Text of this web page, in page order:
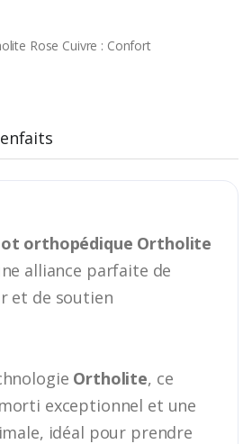
Rose Cuivre : Confort
orthopédique Ortholite
alliance parfaite de
et de soutien
Ortholite, ce
exceptionnel et une
idéal pour prendre